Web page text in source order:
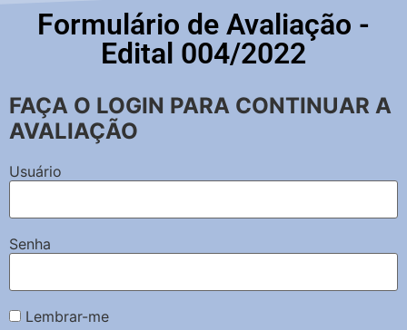
Formulário de Avaliação -
Edital 004/2022
FAÇA O LOGIN PARA CONTINUAR A
AVALIAÇÃO
Usuário
Senha
Lembrar-me